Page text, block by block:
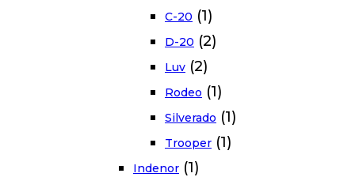
C-20 (1)
D-20 (2)
Luv (2)
Rodeo (1)
Silverado (1)
Trooper (1)
Indenor (1)